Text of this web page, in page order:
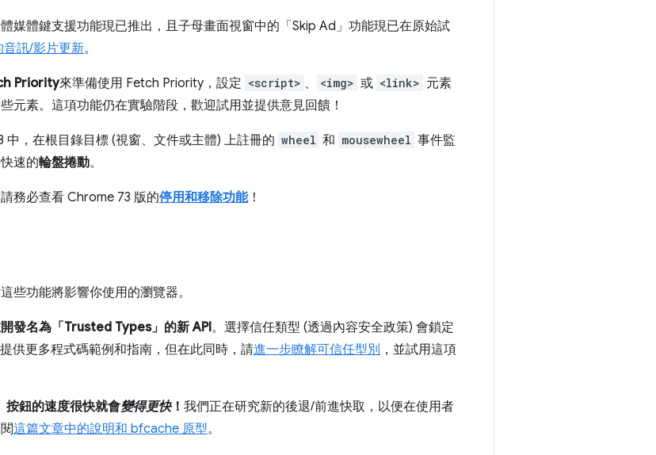
體媒體鍵支援功能現已推出，且子母畫面視窗中的「Skip Ad」功能現已在原始試
訊/影片更新。
Priority來準備使用 Fetch Priority，設定 <script> 、 <img> 或 <link> 元素
元素。這項功能仍在實驗階段，歡迎試用並提供意見回饋！
，在根目錄目標 (視窗、文件或主體) 上註冊的 wheel 和 mousewheel 事件監
速的輪盤捲動。
務必查看 Chrome 73 版的停用和移除功能！
些功能將影響你使用的瀏覽器。
發名為「Trusted Types」的新 API。選擇信任類型 (透過內容安全政策) 會鎖定
供更多程式碼範例和指南，但在此同時，請進一步瞭解可信任型別 ，並試用這項
鈕的速度很快就會變得更快！ 我們正在研究新的後退/前進快取，以便在使用者
這篇文章中的說明和 bfcache 原型。